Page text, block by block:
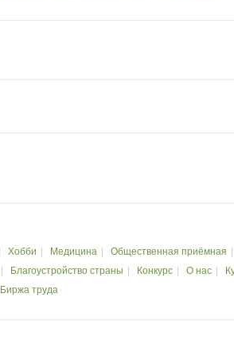
Хобби Медицина Общественная приёмная
Благоустройство страны Конкурс О нас
Биржа труда